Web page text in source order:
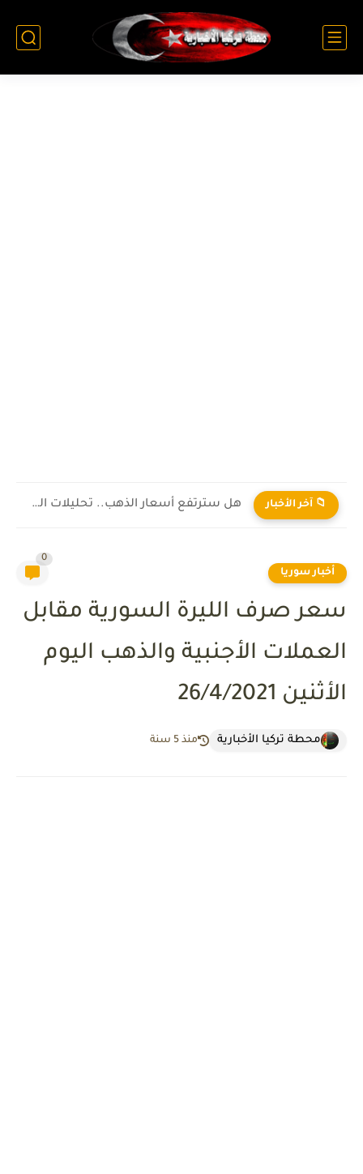
📁 آخر الأخبار هل سترتفع أسعار الذهب.. تحليلات الخبراء
أخبار سوريا
0
سعر صرف الليرة السورية مقابل
العملات الأجنبية والذهب اليوم
الأثنين 26/4/2021
محطة تركيا الأخبارية منذ 5 سنة